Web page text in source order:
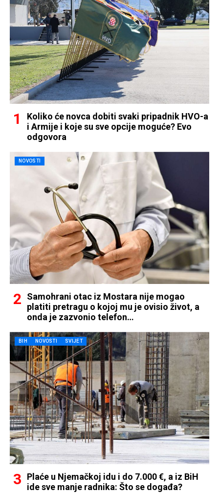
Koliko će novca dobiti svaki pripadnik HVO-a
i Armije i koje su sve opcije moguće? Evo
odgovora
NOVOSTI
Samohrani otac iz Mostara nije mogao
platiti pretragu o kojoj mu je ovisio život, a
onda je zazvonio telefon…
BIH NOVOSTI SVIJET
Plaće u Njemačkoj idu i do 7.000 €, a iz BiH
ide sve manje radnika: Što se događa?